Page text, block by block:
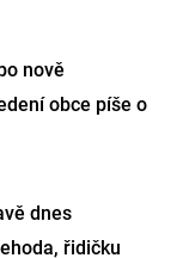
nově
obce píše o
dnes
řidičku